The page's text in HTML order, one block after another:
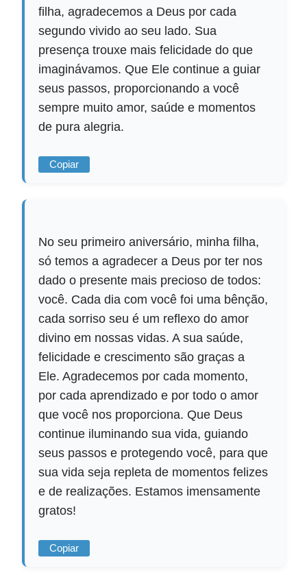
filha, agradecemos a Deus por cada
segundo vivido ao seu lado. Sua
presença trouxe mais felicidade do que
imaginávamos. Que Ele continue a guiar
seus passos, proporcionando a você
sempre muito amor, saúde e momentos
de pura alegria.
Copiar
No seu primeiro aniversário, minha filha,
só temos a agradecer a Deus por ter nos
dado o presente mais precioso de todos:
você. Cada dia com você foi uma bênção,
cada sorriso seu é um reflexo do amor
divino em nossas vidas. A sua saúde,
felicidade e crescimento são graças a
Ele. Agradecemos por cada momento,
por cada aprendizado e por todo o amor
que você nos proporciona. Que Deus
continue iluminando sua vida, guiando
seus passos e protegendo você, para que
sua vida seja repleta de momentos felizes
e de realizações. Estamos imensamente
gratos!
Copiar